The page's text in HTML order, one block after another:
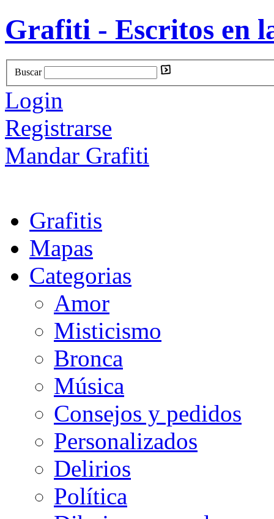
Grafiti - Escritos en
Buscar
Login
Registrarse
Mandar Grafiti
Grafitis
Mapas
Categorias
Amor
Misticismo
Bronca
Música
Consejos y pedidos
Personalizados
Delirios
Política